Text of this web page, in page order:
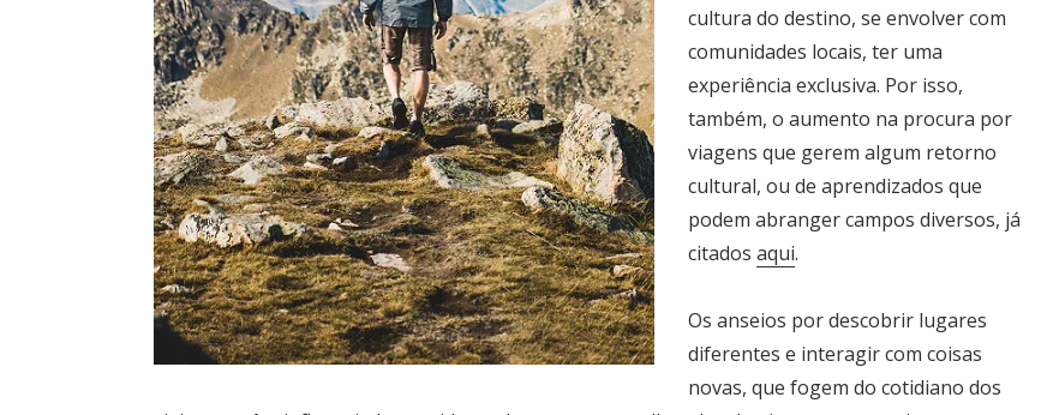
cultura do destino, se envolver com
comunidades locais, ter uma
experiência exclusiva. Por isso,
também, o aumento na procura por
viagens que gerem algum retorno
cultural, ou de aprendizados que
podem abranger campos diversos, já
citados aqui.
Os anseios por descobrir lugares
diferentes e interagir com coisas
novas, que fogem do cotidiano dos